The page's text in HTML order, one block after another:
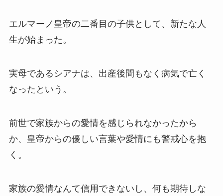
エルマーノ皇帝の二番目の子供として、新たな人
生が始まった。
実母であるシアナは、出産後間もなく病気で亡く
なったという。
前世で家族からの愛情を感じられなかったから
か、皇帝からの優しい言葉や愛情にも警戒心を抱
く。
家族の愛情なんて信用できないし、何も期待しな